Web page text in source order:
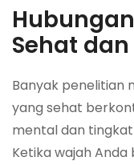
Sehat
Banyak penelitian
yang sehat
mental dan
Ketika wajah